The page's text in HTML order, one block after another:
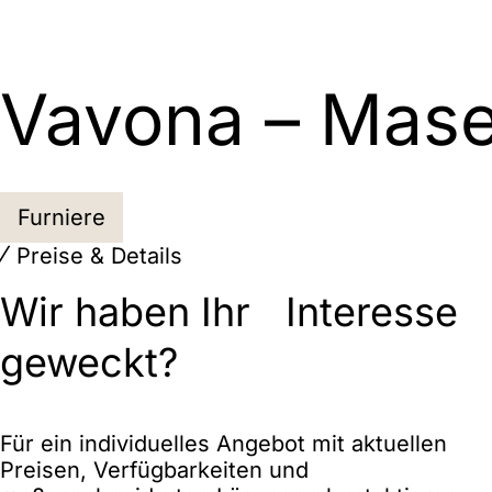
Vavona –
Furniere
Preise & Details
Wir haben Ihr Interesse
geweckt?
Für ein individuelles Angebot mit aktuellen
Preisen, Verfügbarkeiten und